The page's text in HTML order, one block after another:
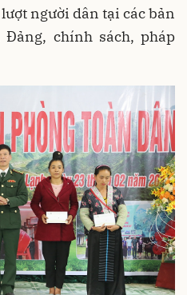
người dân tại các bản
chính sách, pháp